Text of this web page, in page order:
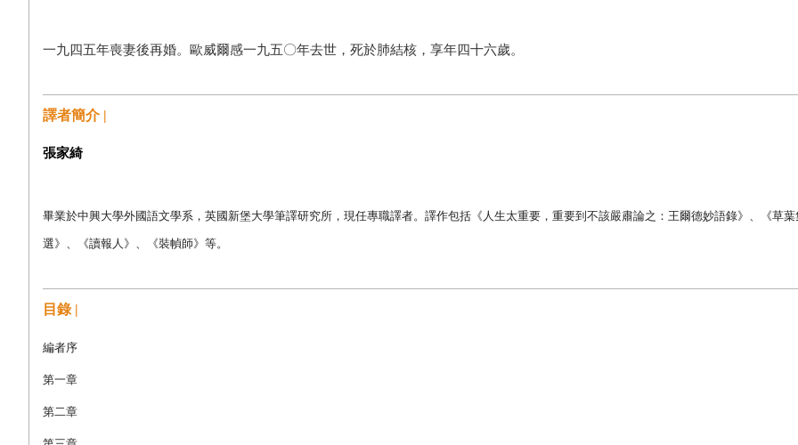
一九四五年喪妻後再婚。歐威爾感一九五〇年去世，死於肺結核，享年四十六歲。
譯者簡介 |
張家綺
畢業於中興大學外國語文學系 ， 英國新堡大學筆譯研究所 ， 現任專職譯者。 譯作包括 《 人生太重要 ， 重要到不該嚴肅論之 ： 王爾德妙語錄》、《草葉
選》、《讀報人 》、《裝幀師》 等。
目錄 |
編者序
第一章
第二章